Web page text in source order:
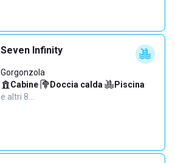
Seven Infinity
Gorgonzola
Cabine· Doccia calda· Piscina·
e altri 8…